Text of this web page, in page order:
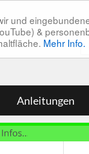
und
&
Mehr Info.
Anleitungen